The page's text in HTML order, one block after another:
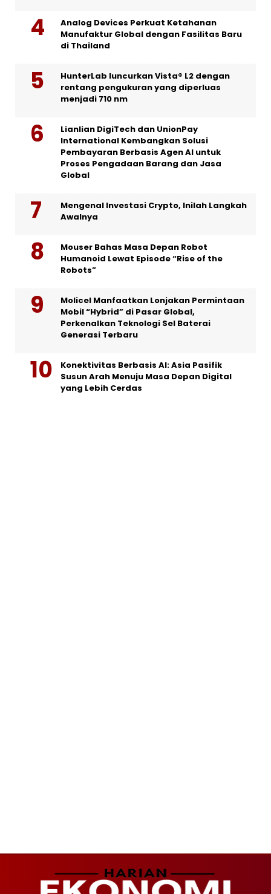
Analog Devices Perkuat Ketahanan
Manufaktur Global dengan Fasilitas Baru
di Thailand
HunterLab luncurkan Vista® L2 dengan
rentang pengukuran yang diperluas
menjadi 710 nm
Lianlian DigiTech dan UnionPay
International Kembangkan Solusi
Pembayaran Berbasis Agen AI untuk
Proses Pengadaan Barang dan Jasa
Global
Mengenal Investasi Crypto, Inilah Langkah
Awalnya
Mouser Bahas Masa Depan Robot
Humanoid Lewat Episode “Rise of the
Robots”
Molicel Manfaatkan Lonjakan Permintaan
Mobil “Hybrid” di Pasar Global,
Perkenalkan Teknologi Sel Baterai
Generasi Terbaru
Konektivitas Berbasis AI: Asia Pasifik
Susun Arah Menuju Masa Depan Digital
yang Lebih Cerdas